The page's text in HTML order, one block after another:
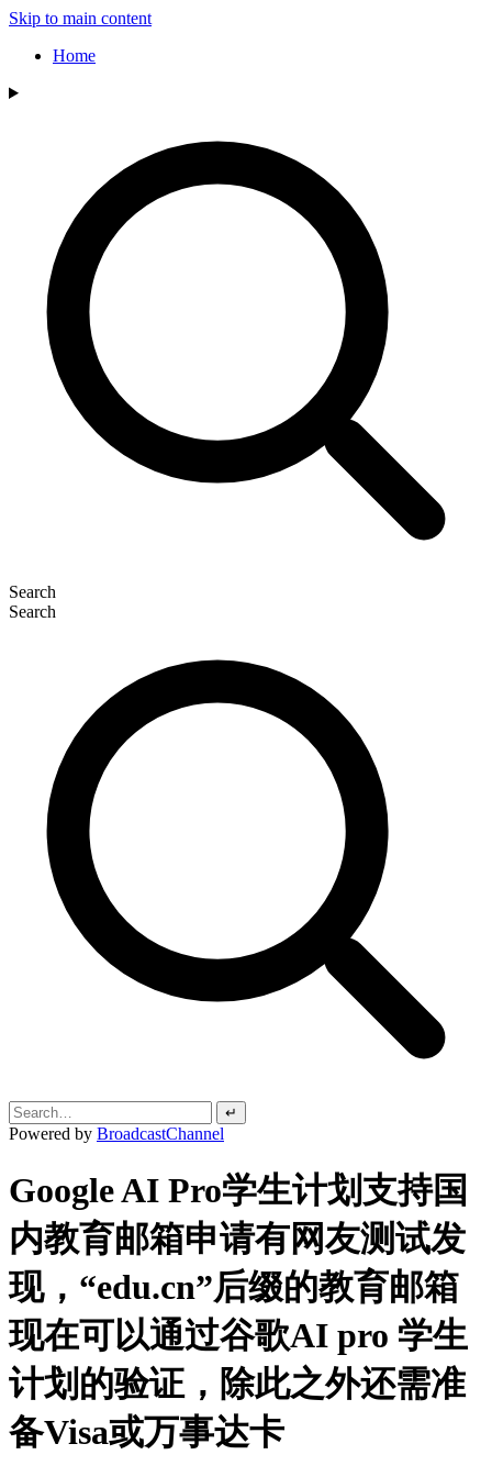
Skip to main content
Home
Search
Search
↵
Powered by BroadcastChannel
Google AI Pro学生计划支持国
内教育邮箱申请有网友测试发
现，“edu.cn”后缀的教育邮箱
现在可以通过谷歌AI pro 学生
计划的验证，除此之外还需准
备Visa或万事达卡